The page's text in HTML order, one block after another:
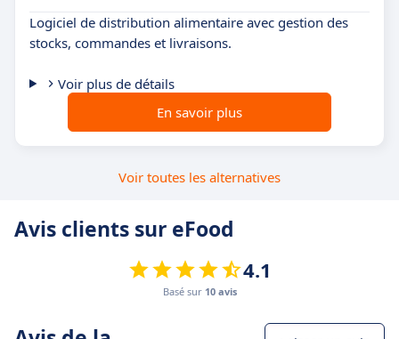
Logiciel de distribution alimentaire avec gestion des
stocks, commandes et livraisons.
Voir plus de détails
En savoir plus
Voir toutes les alternatives
Avis clients sur eFood
4.1
Basé sur 10 avis